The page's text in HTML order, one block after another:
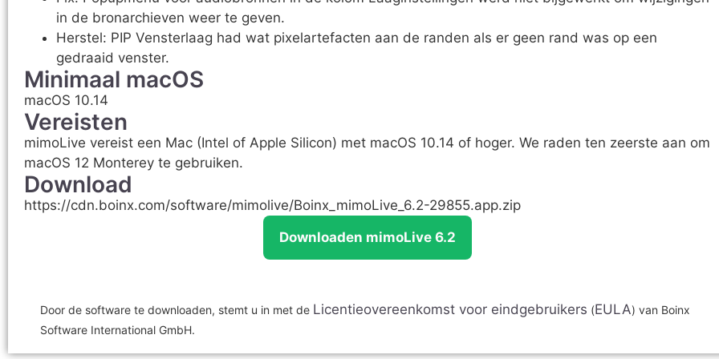
in de bronarchieven weer te geven.
Herstel: PIP Vensterlaag had wat pixelartefacten aan de randen als er geen rand was op een
gedraaid venster.
Minimaal macOS
macOS 10.14
Vereisten
mimoLive vereist een Mac (Intel of Apple Silicon) met macOS 10.14 of hoger. We raden ten zeerste aan om
macOS 12 Monterey te gebruiken.
Download
https://cdn.boinx.com/software/mimolive/Boinx_mimoLive_6.2-29855.app.zip
Downloaden mimoLive 6.2
Door de software te downloaden, stemt u in met de Licentieovereenkomst voor eindgebruikers (EULA) van Boinx
Software International GmbH.